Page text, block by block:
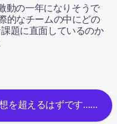
動の一年になりそうで
的なチームの中にどの
題に直面しているのか
を超えるはずです……